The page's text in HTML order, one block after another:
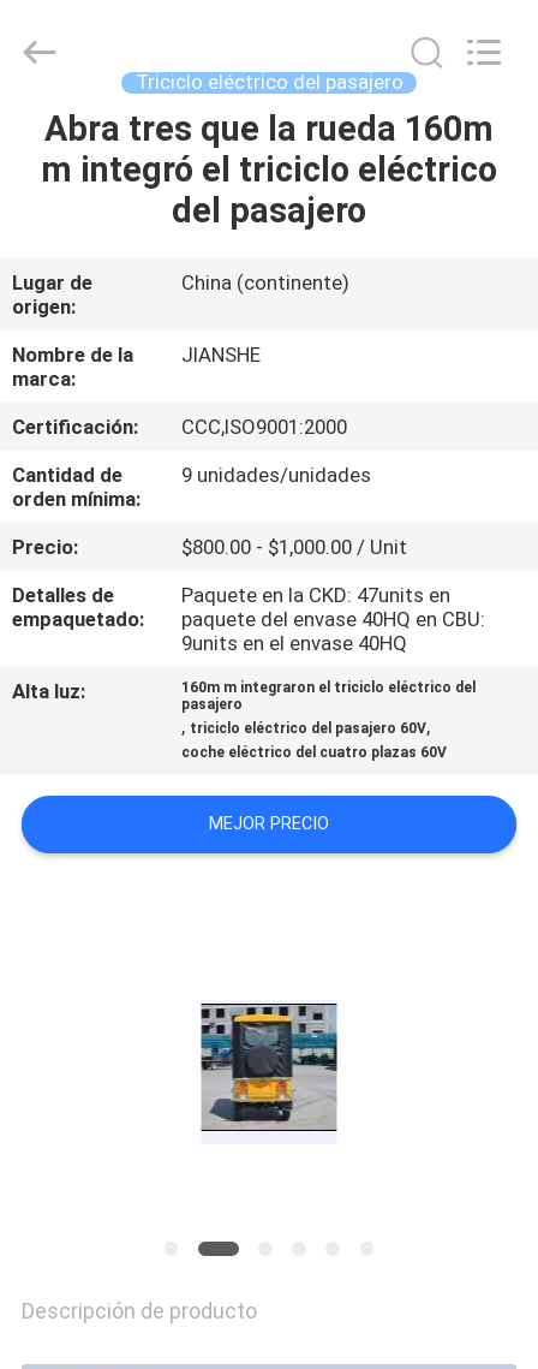
HOGAR
PRODUCTOS
SOBRE
NOSOTROS
VIAJE
DE
LA
CONTROL
DE
CALIDAD
EN
CONTACTO
Tricycle
Motorcycle
Reserved.
Triciclo eléctrico del pasajero
Abra tres que la rueda 160m
m integró el triciclo eléctrico
del pasajero
Lugar de
origen:
China (continente)
Nombre de la
marca:
JIANSHE
Certificación:
CCC,ISO9001:2000
Cantidad de
orden mínima:
9 unidades/unidades
Precio:
$800.00 - $1,000.00 / Unit
Detalles de
empaquetado:
Paquete en la CKD: 47units en
paquete del envase 40HQ en CBU:
9units en el envase 40HQ
Alta luz:
160m m integraron el triciclo eléctrico del
pasajero
, triciclo eléctrico del pasajero 60V,
coche eléctrico del cuatro plazas 60V
MEJOR PRECIO
Descripción de producto